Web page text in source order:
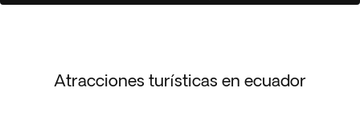
Atracciones turísticas en ecuador